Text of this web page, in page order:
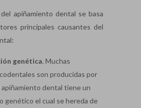
apiñamiento dental se basa
principales causantes del
genética. Muchas
son producidas por
apiñamiento dental tiene un
genético el cual se hereda de